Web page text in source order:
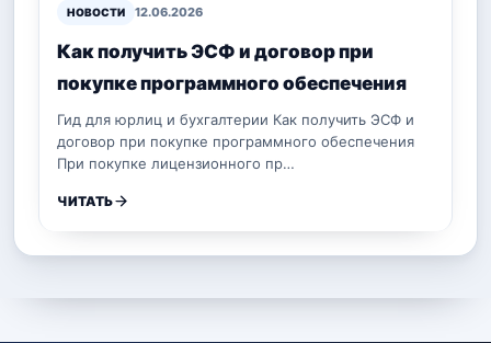
НОВОСТИ 12.06.2026
Как получить ЭСФ и договор при
покупке программного обеспечения
Гид для юрлиц и бухгалтерии Как получить ЭСФ и
договор при покупке программного обеспечения
При покупке лицензионного пр…
ЧИТАТЬ